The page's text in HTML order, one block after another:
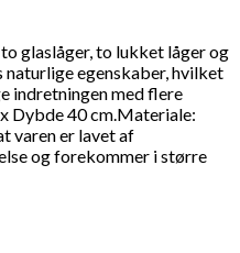
glaslåger, to lukket låger og
egenskaber, hvilket
indretningen med flere
Dybde 40 cm.Materiale:
varen er lavet af
og forekommer i større